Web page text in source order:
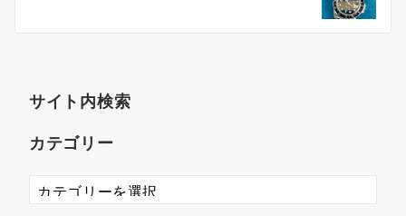
サイト内検索
カテゴリー